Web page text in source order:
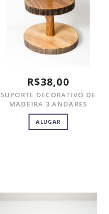
R$38,00
SUPORTE DECORATIVO DE
MADEIRA 3 ANDARES
ALUGAR